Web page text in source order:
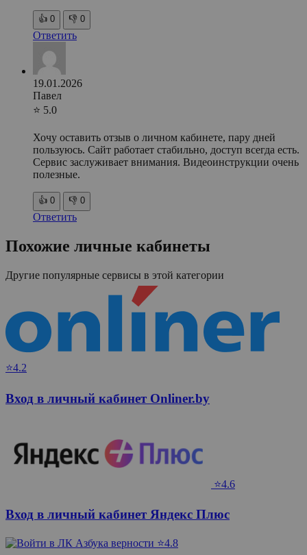
👍 0 👎 0
Ответить
19.01.2026
Павел
⭐ 5.0
Хочу оставить отзыв о личном кабинете, пару дней
пользуюсь. Сайт работает стабильно, доступ всегда есть.
Сервис заслуживает внимания. Видеоинструкции очень
полезные.
👍 0 👎 0
Ответить
Похожие личные кабинеты
Другие популярные сервисы в этой категории
⭐4.2
Вход в личный кабинет Onliner.by
⭐4.6
Вход в личный кабинет Яндекс Плюс
⭐4.8